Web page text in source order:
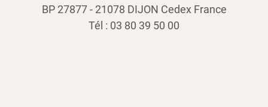
BP 27877 - 21078 DIJON Cedex France
Tél : 03 80 39 50 00